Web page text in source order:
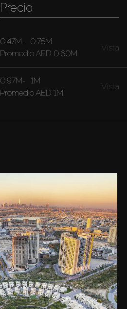
Precio
0.47M- 0.75M
PromedioAED 0.60M
Vista
0.97M- 1M
PromedioAED 1M
Vista